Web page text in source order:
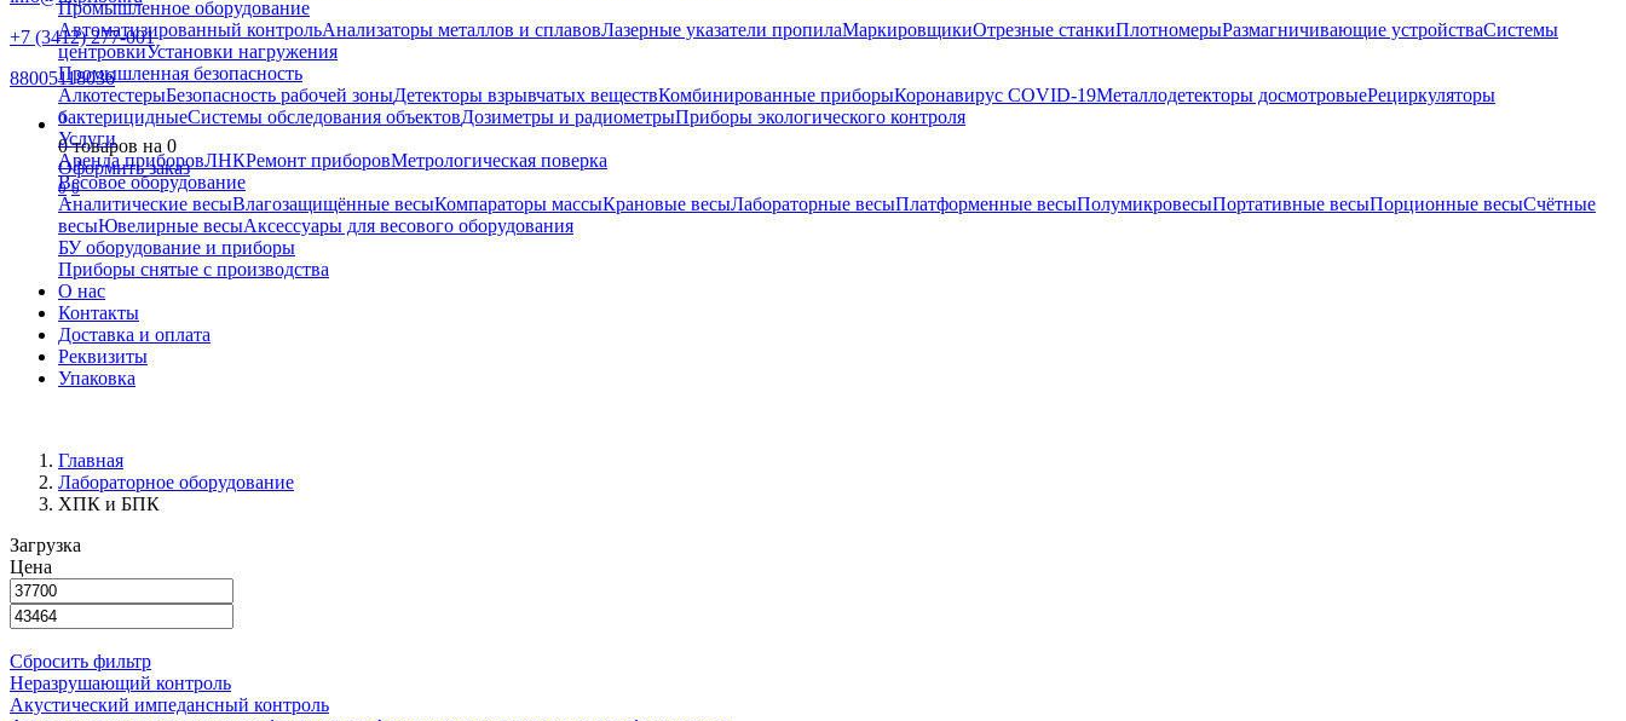
+7 (3412) 277-001
88005118036
0
0 товаров на 0
Оформить заказ
0 0
Промышленное оборудование
Автоматизированный контрольАнализаторы металлов и сплавовЛазерные указатели пропилаМаркировщикиОтрезные станкиПлотномерыРазмагничивающие устройстваСистемы
центровкиУстановки нагружения
Промышленная безопасность
АлкотестерыБезопасность рабочей зоныДетекторы взрывчатых веществКомбинированные приборыКоронавирус COVID-19Металлодетекторы досмотровыеРециркуляторы
бактерицидныеСистемы обследования объектовДозиметры и радиометрыПриборы экологического контроля
Услуги
Аренда приборовЛНКРемонт приборовМетрологическая поверка
Весовое оборудование
Аналитические весыВлагозащищённые весыКомпараторы массыКрановые весыЛабораторные весыПлатформенные весыПолумикровесыПортативные весыПорционные весыСчётные
весыЮвелирные весыАксессуары для весового оборудования
БУ оборудование и приборы
Приборы снятые с производства
О нас
Контакты
Доставка и оплата
Реквизиты
Упаковка
Главная
Лабораторное оборудование
ХПК и БПК
Загрузка
Цена
Сбросить фильтр
Неразрушающий контроль
Акустический импедансный контроль